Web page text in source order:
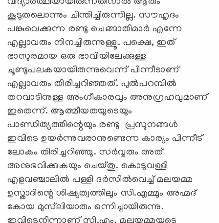
കൂടുതലൊന്നും ചിന്തിച്ചിരുന്നില്ല. സൗഹൃദം
പങ്കുവെക്കുന്ന രണ്ടു ചെങ്ങാതിമാര്‍ എന്നേ
എല്ലാവരും നിനച്ചിരുന്നുള്ളൂ. പക്ഷെ, ഇത്
ഭാസുരമായ ഒരു ഭാവിയിലേക്കുള്ള
ചൂണ്ടുപലകയായിരുന്നുവെന്ന് പിന്നീടാണ്
എല്ലാവരും തിരിച്ചറിഞ്ഞത്. പുല്‍പറമ്പില്‍
തറവാടിനുള്ള അംഗീകാരവും അനുഗ്രഹവുമാണ്
ഇതെന്ന്. ആത്മീയതയുടെയും
പാണ്ഡിത്യത്തിന്റെയും രണ്ടു പ്രസൂനങ്ങള്‍
ഇവിടെ ഉയര്‍ന്നുവരാനുണ്ടെന്ന കാര്യം പിന്നീട്
ലോകം തിരിച്ചറിഞ്ഞു. സര്‍വ്വരും അത്
അനുഭവിക്കുകയും ചെയ്തു. കൊടുവള്ളി
എളവഞ്ചാലില്‍ പള്ളി ദര്‍സില്‍വെച്ച് മലയമ്മ
ഉസ്താദിന്റെ ശിഷ്യത്വത്തിലും സി.എമ്മും അഹ്മദ്
കോയ മുസ്‌ലിയാരും ഒന്നിച്ചായിരുന്നു.